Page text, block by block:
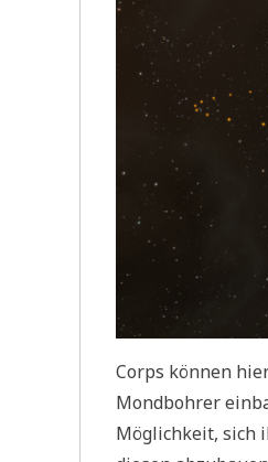
Corps können
Mondbohrer
Möglichkeit, sich